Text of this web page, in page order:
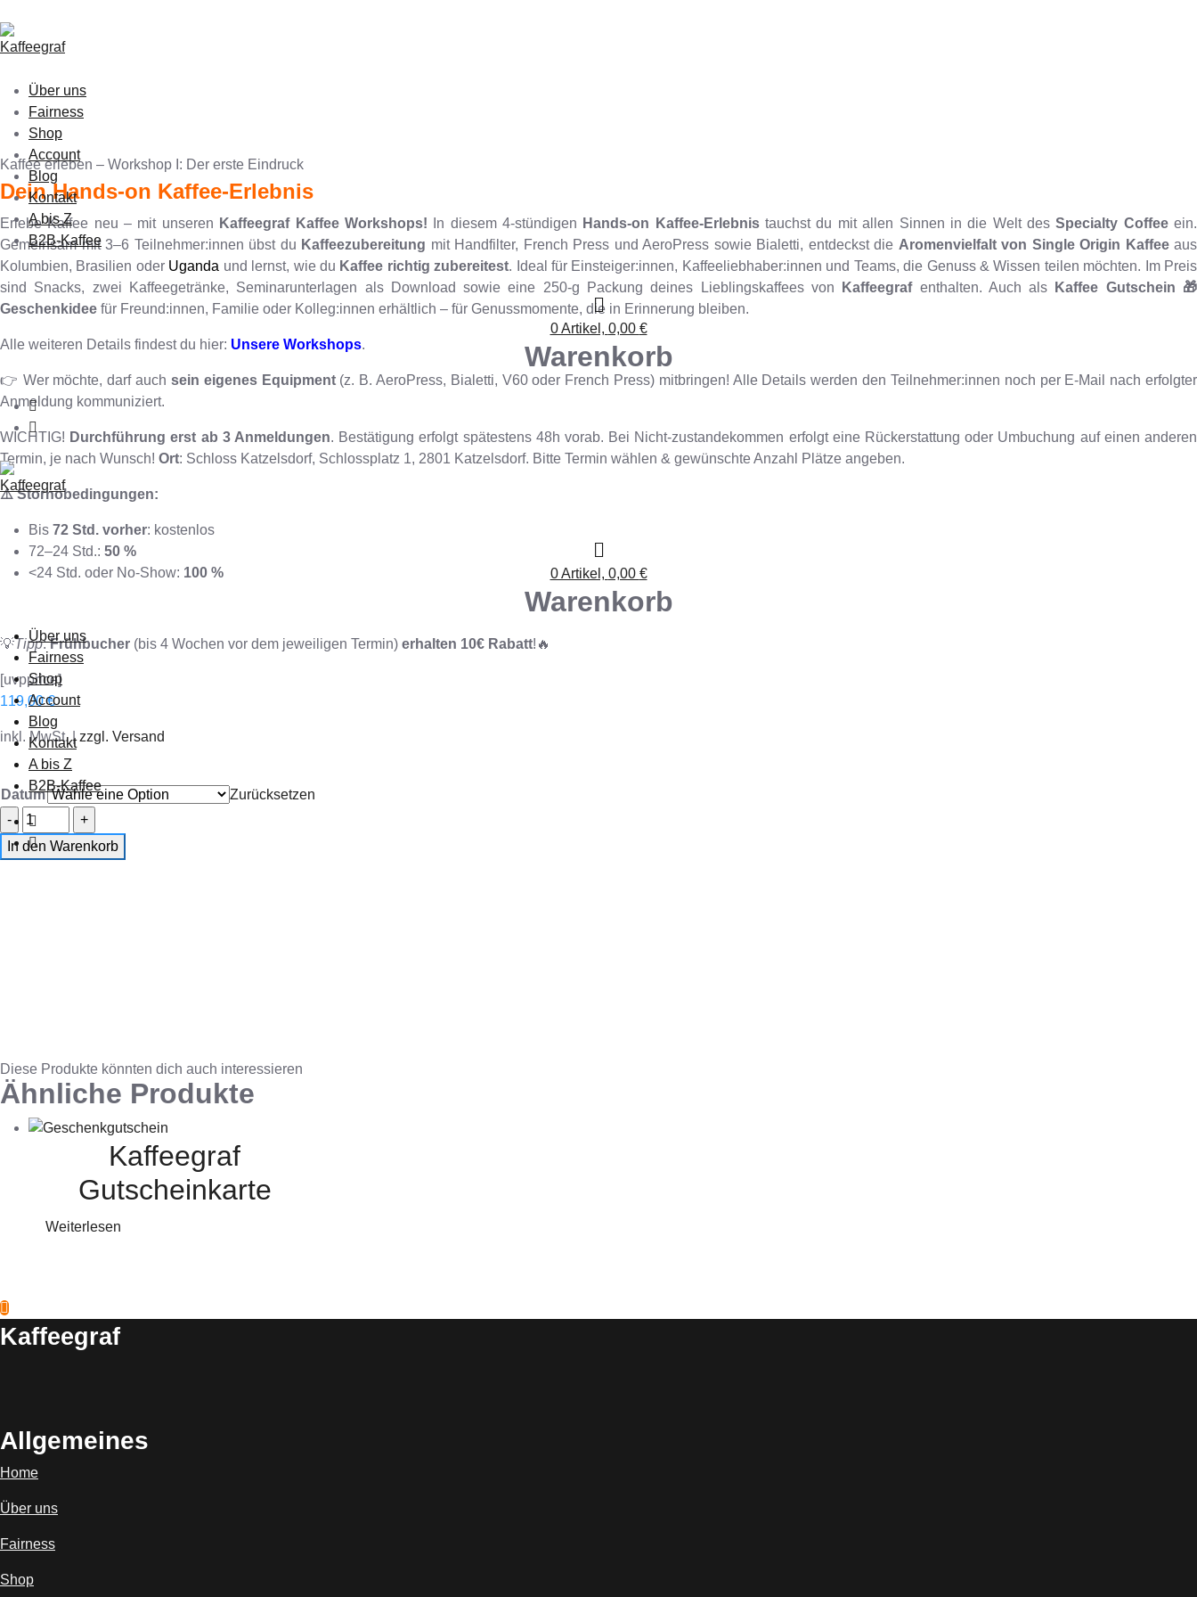
Über uns
Fairness
Shop
Account
Blog
Kontakt
A bis Z
B2B-Kaffee
0 Artikel, 0,00 €
Warenkorb
0 Artikel, 0,00 €
Warenkorb
Über uns
Fairness
Shop
Account
Blog
Kontakt
A bis Z
B2B-Kaffee
Kaffee erleben – Workshop I: Der erste Eindruck
Dein Hands-on Kaffee-Erlebnis
Erlebe Kaffee neu – mit unseren Kaffeegraf Kaffee Workshops! In diesem 4-stündigen Hands-on Kaffee-Erlebnistauchst du mit allen Sinnen in die Welt desSpecialty Coffeeein.
Gemeinsam mit 3–6 Teilnehmer:innen übst du Kaffeezubereitung mit Handfilter, French Press und AeroPress sowie Bialetti, entdeckst die Aromenvielfalt von Single Origin Kaffeeaus
Kolumbien, Brasilien oder Uganda und lernst, wie du Kaffee richtig zubereitest. Ideal für Einsteiger:innen, Kaffeeliebhaber:innen und Teams, die Genuss & Wissen teilen möchten. Im Preis
sind Snacks, zwei Kaffeegetränke, Seminarunterlagen als Download sowie eine 250-g Packung deines Lieblingskaffees von
Kaffeegrafenthalten. Auch als
Kaffee Gutschein 🎁
Geschenkidee für Freund:innen, Familie oder Kolleg:innen erhältlich – für Genussmomente, die in Erinnerung bleiben.
Alle weiteren Details findest du hier: Unsere Workshops.
👉 Wer möchte, darf auch sein eigenes Equipment(z. B. AeroPress, Bialetti, V60 oder French Press) mitbringen! Alle Details werden den Teilnehmer:innen noch per E-Mail nach erfolgter
Anmeldung kommuniziert.
WICHTIG! Durchführung erst ab 3 Anmeldungen. Bestätigung erfolgt spätestens 48h vorab. Bei Nicht-zustandekommen erfolgt eine Rückerstattung oder Umbuchung auf einen anderen
Termin, je nach Wunsch! Ort: Schloss Katzelsdorf, Schlossplatz 1, 2801 Katzelsdorf. Bitte Termin wählen & gewünschte Anzahl Plätze angeben.
⚠️ Stornobedingungen:
Bis 72 Std. vorher: kostenlos
72–24 Std.: 50 %
<24 Std. oder No-Show: 100 %
💡Tipp:Frühbucher (bis 4 Wochen vor dem jeweiligen Termin) erhalten 10€ Rabatt!🔥
[uvpprice]
119,00€
inkl. MwSt. |zzgl. Versand
Datum Zurücksetzen
In den Warenkorb
Diese Produkte könnten dich auch interessieren
Ähnliche Produkte
Kaffeegraf
Gutscheinkarte
Weiterlesen
Kaffeegraf
Allgemeines
Home
Über uns
Fairness
Shop